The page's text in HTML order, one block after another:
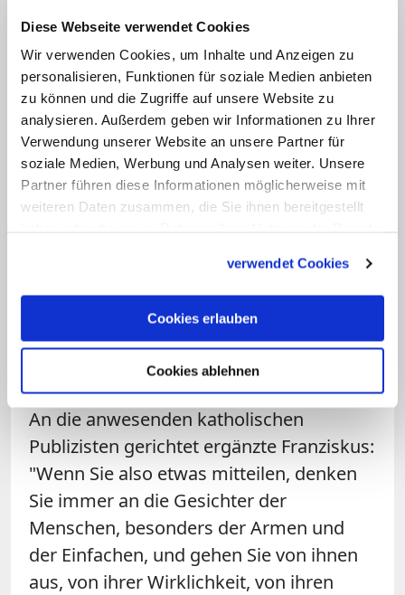
Diese Webseite verwendet Cookies
Wir verwenden Cookies, um Inhalte und Anzeigen zu
personalisieren, Funktionen für soziale Medien anbieten
zu können und die Zugriffe auf unsere Website zu
analysieren. Außerdem geben wir Informationen zu Ihrer
Verwendung unserer Website an unsere Partner für
soziale Medien, Werbung und Analysen weiter. Unsere
Partner führen diese Informationen möglicherweise mit
weiteren Daten zusammen, die Sie ihnen bereitgestellt
verwendet Cookies
Cookies erlauben
Cookies ablehnen
Kinderarmut, die teilweise schwierige
finanzielle Situation von Familien sowie
die Situation von Migranten und
Flüchtlingen, die Deutschland in großer
Zahl aufgenommen habe. "Dort wartet
der Gott der Liebe auf die frohe Botschaft
unserer Nächstenliebe. Er wartet auf
Christen, die hinausgehen und sich zu
stehen." Dazu brauche es auch
Medienschaffende, die die Geschichten
und Gesichter derjenigen ins
Bewusstsein holten, auf die kaum
jemand oder niemand achte.
An die anwesenden katholischen
Publizisten gerichtet ergänzte Franziskus:
"Wenn Sie also etwas mitteilen, denken
Sie immer an die Gesichter der
Menschen, besonders der Armen und
der Einfachen, und gehen Sie von ihnen
aus, von ihrer Wirklichkeit, von ihren